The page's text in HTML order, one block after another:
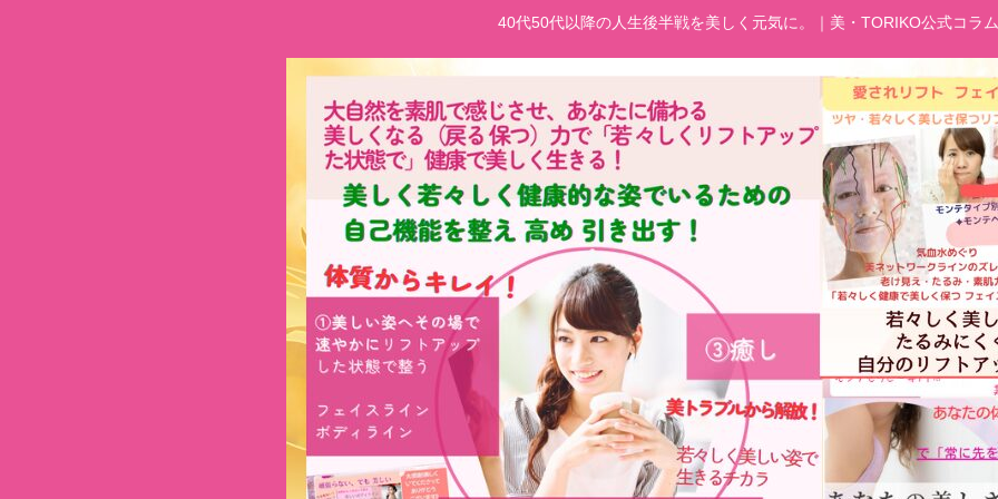
40代50代以降の人生後半戦を美しく元気に。｜美・TORIKO公式コラム